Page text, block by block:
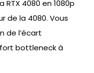
RTX 4080 en 1080p
de la 4080. Vous
de l’écart
fort bottleneck à